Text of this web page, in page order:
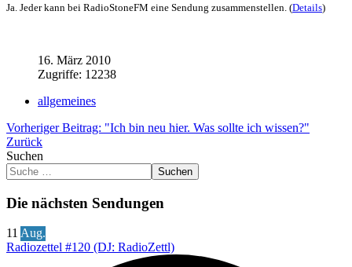
Ja. Jeder kann bei RadioStoneFM eine Sendung zusammenstellen. (Details)
16. März 2010
Zugriffe: 12238
allgemeines
Vorheriger Beitrag: "Ich bin neu hier. Was sollte ich wissen?"
Zurück
Suchen
Suchen
Die nächsten Sendungen
11 Aug.
Radiozettel #120 (DJ: RadioZettl)